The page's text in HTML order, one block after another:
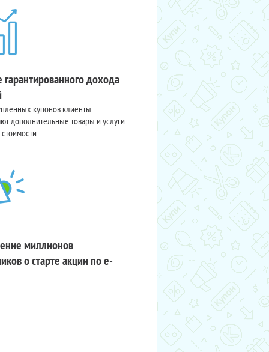
дохода
купонов клиенты
дополнительные товары и услуги
миллионов
о старте акции по e-